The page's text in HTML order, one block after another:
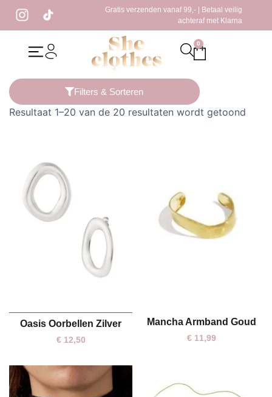
Gratis verzenden vanaf 99,- | Betaal veilig
achteraf met Klarna
0
/ Producten getagged “gouden oorbellen”
Filters & Sorteren
Resultaat 1–20 van de 20 resultaten wordt getoond
One size
Oasis Oorbellen Zilver
€12,50
One size
Mancha Armband Goud
€11,99